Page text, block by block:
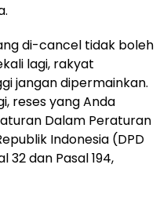
di-cancel tidak boleh
lagi, rakyat
jangan dipermainkan.
reses yang Anda
Dalam Peraturan
Indonesia (DPD
32 dan Pasal 194,